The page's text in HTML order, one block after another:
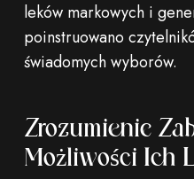
leków markowych i
poinstruowano
świadomych wyborów.
Zrozumienie
Możliwości Ich